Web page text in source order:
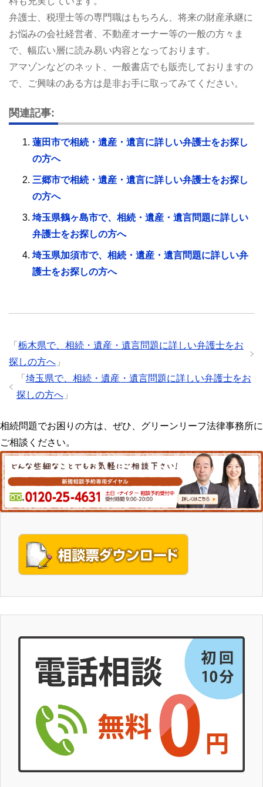
弁護士、税理士等の専門職はもちろん、将来の財産承継に
お悩みの会社経営者、不動産オーナー等の一般の方々ま
で、幅広い層に読み易い内容となっております。
アマゾンなどのネット、一般書店でも販売しておりますの
で、ご興味のある方は是非お手に取ってみてください。
関連記事:
蓮田市で相続・遺産・遺言に詳しい弁護士をお探し
の方へ
三郷市で相続・遺産・遺言に詳しい弁護士をお探し
の方へ
埼玉県鶴ヶ島市で、相続・遺産・遺言問題に詳しい
弁護士をお探しの方へ
埼玉県加須市で、相続・遺産・遺言問題に詳しい弁
護士をお探しの方へ
「 栃木県で、相続・遺産・遺言問題に詳しい弁護士をお
探しの方へ 」
「 埼玉県で、相続・遺産・遺言問題に詳しい弁護士をお
探しの方へ 」
相続問題でお困りの方は、ぜひ、グリーンリーフ法律事務所に
ご相談ください。